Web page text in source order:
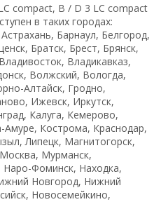
compact, B / D 3 LC compact
в таких городах:
Барнаул, Белгород,
Братск, Брест, Брянск,
Владикавказ,
Волжский, Вологда,
Алтайск, Гродно,
Ижевск, Иркутск,
Калуга, Кемерово,
Кострома, Краснодар,
Липецк, Магнитогорск,
Мурманск,
Фоминск, Находка,
Новгород, Нижний
Новосемейкино,